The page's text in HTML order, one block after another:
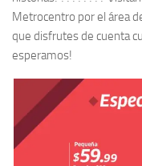
Metrocentro por el área
que disfrutes de cuenta
esperamos!